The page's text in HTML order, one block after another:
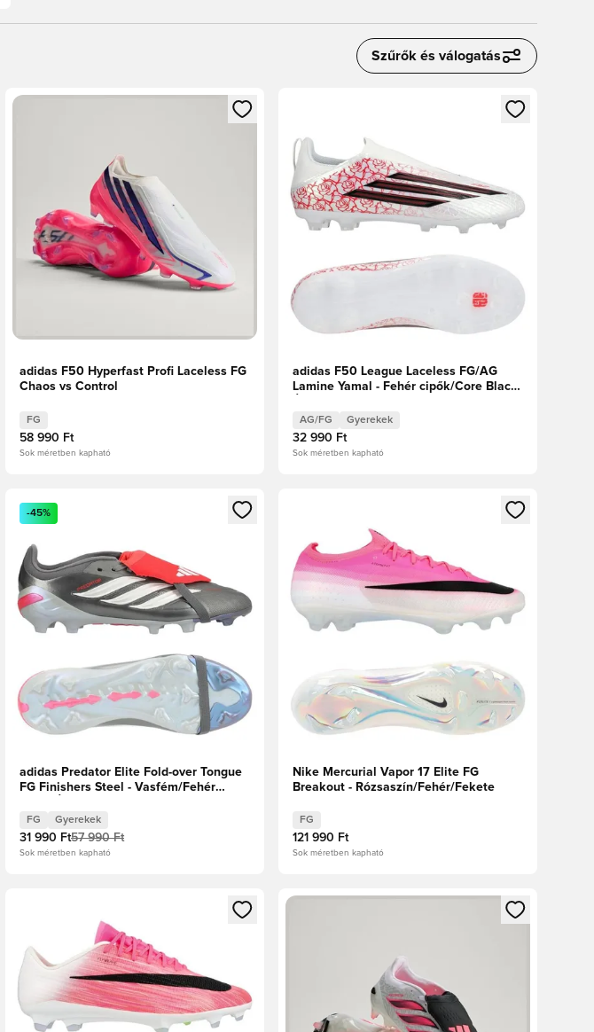
Szűrők és válogatás
a tagként való regisztrációhoz
Megnyit egy modált a bejelentkezéshez vagy a tagként való regisztrációhoz
adidas F50 Hyperfast Profi Laceless FG
Chaos vs Control
FG
58 990 Ft
Sok méretben kapható
Megnyit egy modált a bejelentkezéshez vagy a
adidas F50 League Laceless FG/AG
Lamine Yamal - Fehér cipők/Core Black/
AG/FG Gyerekek
32 990 Ft
Sok méretben kapható
a tagként való regisztrációhoz
Megnyit egy modált a bejelentkezéshez vagy a tagként való regisztrációhoz
-45%
adidas Predator Elite Fold-over Tongue
FG Finishers Steel - Vasfém/Fehér
FG Gyerekek
31 990 Ft57 990 Ft
Sok méretben kapható
Megnyit egy modált a bejelentkezéshez vagy a
Nike Mercurial Vapor 17 Elite FG
Breakout - Rózsaszín/Fehér/Fekete
FG
121 990 Ft
Sok méretben kapható
a tagként való regisztrációhoz
Megnyit egy modált a bejelentkezéshez vagy a tagként való regisztrációhoz
Megnyit egy modált a bejelentkezéshez vagy a